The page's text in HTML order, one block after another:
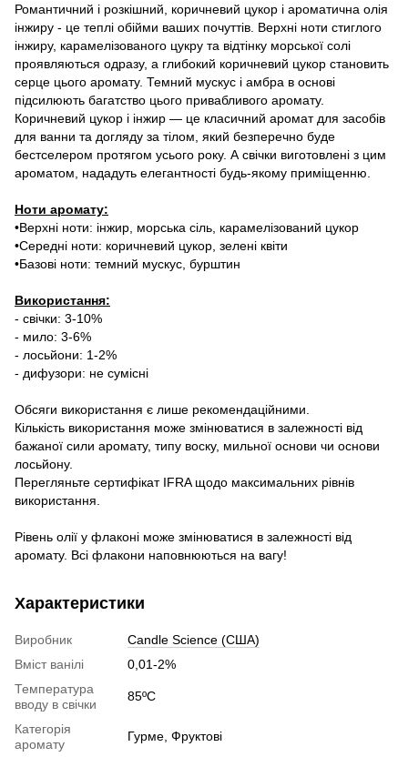
Романтичний і розкішний, коричневий цукор і ароматична олія
інжиру - це теплі обійми ваших почуттів. Верхні ноти стиглого
інжиру, карамелізованого цукру та відтінку морської солі
проявляються одразу, а глибокий коричневий цукор становить
серце цього аромату. Темний мускус і амбра в основі
підсилюють багатство цього привабливого аромату.
Коричневий цукор і інжир — це класичний аромат для засобів
для ванни та догляду за тілом, який безперечно буде
бестселером протягом усього року. А свічки виготовлені з цим
ароматом, нададуть елегантності будь-якому приміщенню.
Ноти аромату:
•Верхні ноти: інжир, морська сіль, карамелізований цукор
•Середні ноти: коричневий цукор, зелені квіти
•Базові ноти: темний мускус, бурштин
Використання:
- свічки: 3-10%
- мило: 3-6%
- лосьйони: 1-2%
- дифузори: не сумісні
Обсяги використання є лише рекомендаційними.
Кількість використання може змінюватися в залежності від
бажаної сили аромату, типу воску, мильної основи чи основи
лосьйону.
Перегляньте сертифікат IFRA щодо максимальних рівнів
використання.
Рівень олії у флаконі може змінюватися в залежності від
аромату. Всі флакони наповнюються на вагу!
Характеристики
Виробник
Candle Science (США)
Вміст ванілі
0,01-2%
Температура
вводу в свічки
85ºC
Категорія
аромату
Гурме, Фруктові